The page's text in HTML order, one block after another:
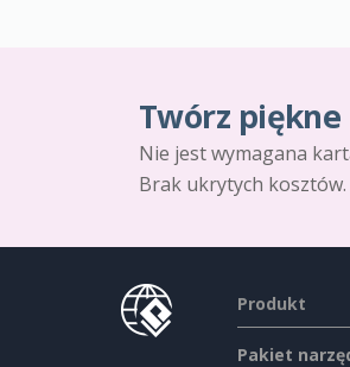
Twórz
Nie jest wymagana
Brak ukrytych kosztów.
Produkt
Pakiet